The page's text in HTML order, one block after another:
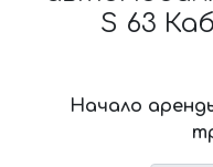
S 63
Начало